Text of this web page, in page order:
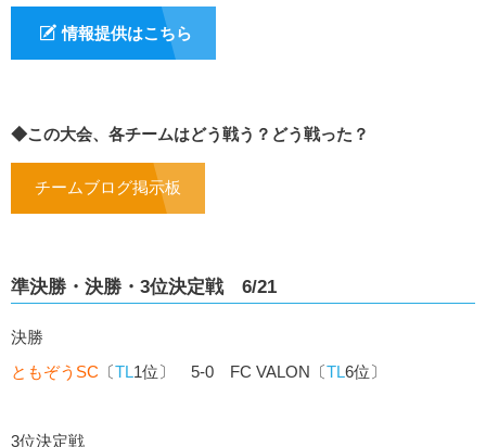
情報提供はこちら
◆この大会、各チームはどう戦う？どう戦った？
チームブログ掲示板
準決勝・決勝・3位決定戦 6/21
決勝
ともぞうSC 〔TL1位〕 5-0 FC VALON〔TL6位〕
3位決定戦